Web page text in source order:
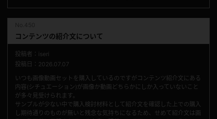
コンテンツの紹介文について
投稿者：iseri
投稿日：2026.07.07
いつも画像動画セットを購入しているのですがコンテンツ紹介文にある
内容(シチュエーション)が画像か動画どちらかにしか入っていないこと
が多々見受けられます。
サンプルが少ない中で購入検討材料として紹介文を確認した上での購入
し期待通りのものが無いと残念な気持ちになるため、せめて紹介文は画